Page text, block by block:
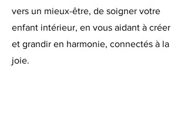
vers un mieux-être, de soigner votre
enfant intérieur, en vous aidant à créer
et grandir en harmonie, connectés à la
joie.